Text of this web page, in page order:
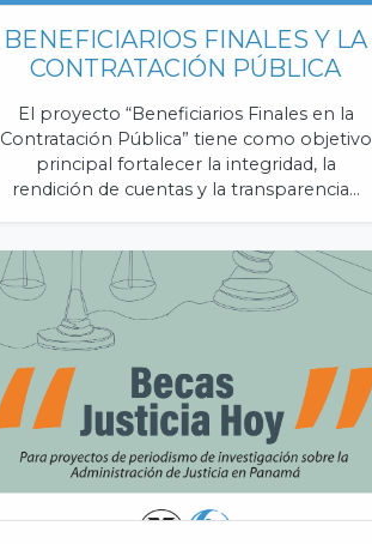
BENEFICIARIOS FINALES Y LA
CONTRATACIÓN PÚBLICA
El proyecto “Beneficiarios Finales en la
Contratación Pública” tiene como objetivo
principal fortalecer la integridad, la
rendición de cuentas y la transparencia…